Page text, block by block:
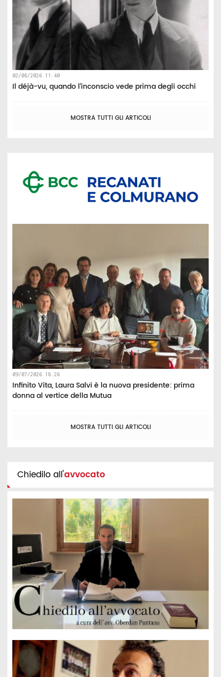
02/08/2026 11:40
Il déjà-vu, quando l’inconscio vede prima degli occhi
MOSTRA TUTTI GLI ARTICOLI
09/07/2026 18:26
Infinito Vita, Laura Salvi è la nuova presidente: prima
donna al vertice della Mutua
MOSTRA TUTTI GLI ARTICOLI
Chiedilo all'avvocato